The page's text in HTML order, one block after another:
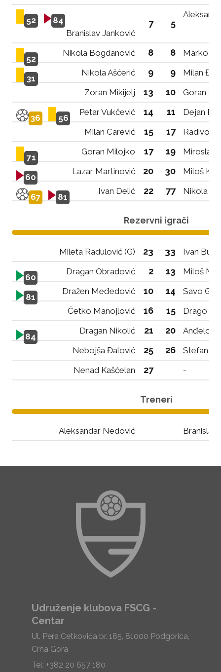
52
84
Branislav Janković
7 5
52
Nikola Bogdanović 8 8 Marko
31
Nikola Ašćerić 9 9
Milan
Zoran Mikijelj
13 10 Goran
36 56
Petar Vukčević 14 11
Dejan
Milan Carević
15 17 Radivoje
71
Goran Milojko 17 19 Miroslav
60
Lazar Martinović 20 30 Miloš
67 81
Ivan Delić 22 77 Nikola
Rezervni igrači
Mileta Radulović (G) 23 33 Ivan
60
Dragan Obradović 2 13 Miloš
81
Dražen Međedović 10 14
Savo
Ćetko Manojlović
16 15 Drago
84
Dragan Nikolić 21 20
Anđelo
Nebojša Đalović
25 26
Stefan
Nenad Kašćelan
27 -
Treneri
Aleksandar Nedović Branislav
Udruženje klubova FSCG -
Centar
Ul. Pera Ćetkovića br. 185, 81000 Podgorica,
Crna Gora
Tel: +382 20 657 180